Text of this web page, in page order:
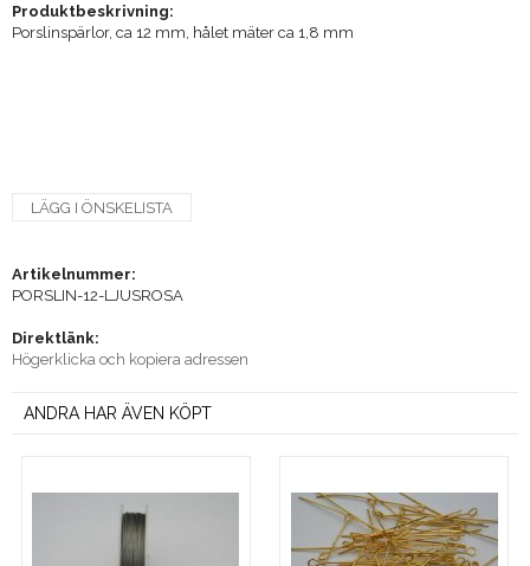
Produktbeskrivning:
Porslinspärlor, ca 12 mm, hålet mäter ca 1,8 mm
LÄGG I ÖNSKELISTA
Artikelnummer:
PORSLIN-12-LJUSROSA
Direktlänk:
Högerklicka och kopiera adressen
ANDRA HAR ÄVEN KÖPT